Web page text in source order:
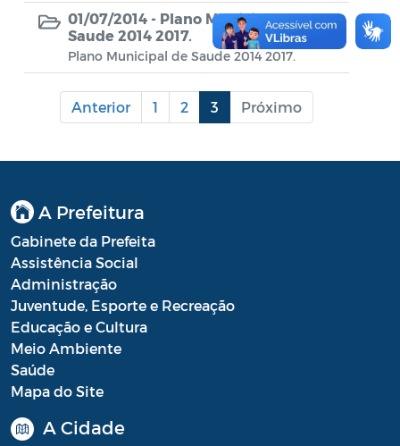
Conselho Municipal do Meio Ambiente -
CONDEMA
Conselho Municipal dos Direitos da
Criança e do Adolescente de Araruama -
CMDCAA
Emendas Parlamentares
01/07/2014 - Plano Municipal de
Saude 2014 2017.
Plano Municipal de Saude 2014 2017.
Anterior 1 2 3 Próximo
A Prefeitura
Gabinete da Prefeita
Assistência Social
Administração
Juventude, Esporte e Recreação
Educação e Cultura
Meio Ambiente
Saúde
Mapa do Site
A Cidade